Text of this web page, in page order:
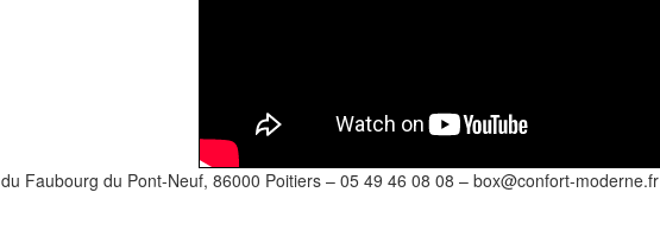
Faubourg du Pont-Neuf, 86000 Poitiers – 05 49 46 08 08 – box@confort-moderne.fr